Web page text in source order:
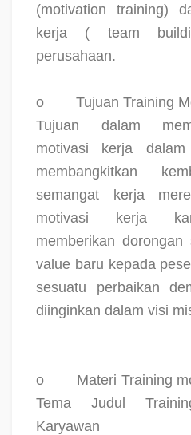
(motivation training)
kerja ( team
perusahaan.
o
Tujuan Training
Tujuan dalam
motivasi kerja
membangkitkan
semangat kerja
motivasi kerja
memberikan
value baru kepada
sesuatu perbaikan
diinginkan dalam visi
o
Materi Training
Tema Judul
Karyawan